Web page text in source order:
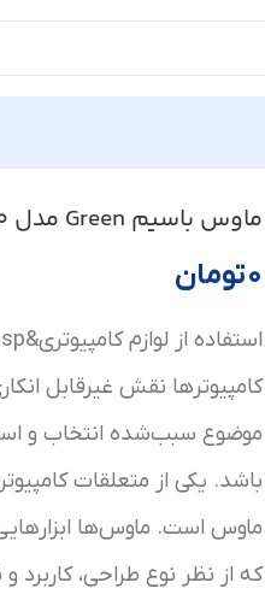
ماوس باسیم Green مدل GM400
۰تومان
کامپیوترها نقش غیرقابل
موضوع سبب‌شده انتخاب و
باشد. یکی از متعلقات
ماوس است. ماوس‌ها
که از نظر نوع طراحی،